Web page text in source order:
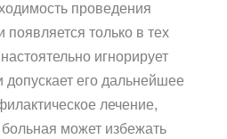
проведения
появляется только в тех
игнорирует
допускает его дальнейшее
лечение,
может избежать